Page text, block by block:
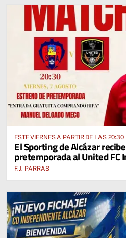
ESTE VIERNES A PARTIR DE LAS
“MANUEL DELGADO MECO”
El Sporting de Alcázar
pretemporada al United
F.J. PARRAS